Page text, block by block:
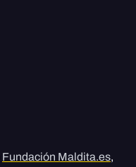
Fundación Maldita.es,